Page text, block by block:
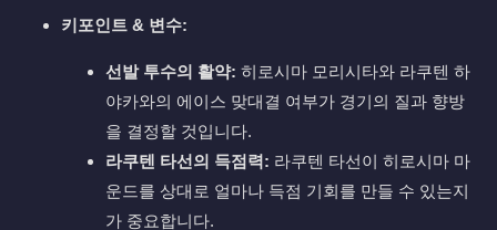
키포인트 & 변수:
선발 투수의 활약: 히로시마 모리시타와 라쿠텐 하
야카와의 에이스 맞대결 여부가 경기의 질과 향방
을 결정할 것입니다.
라쿠텐 타선의 득점력: 라쿠텐 타선이 히로시마 마
운드를 상대로 얼마나 득점 기회를 만들 수 있는지
가 중요합니다.